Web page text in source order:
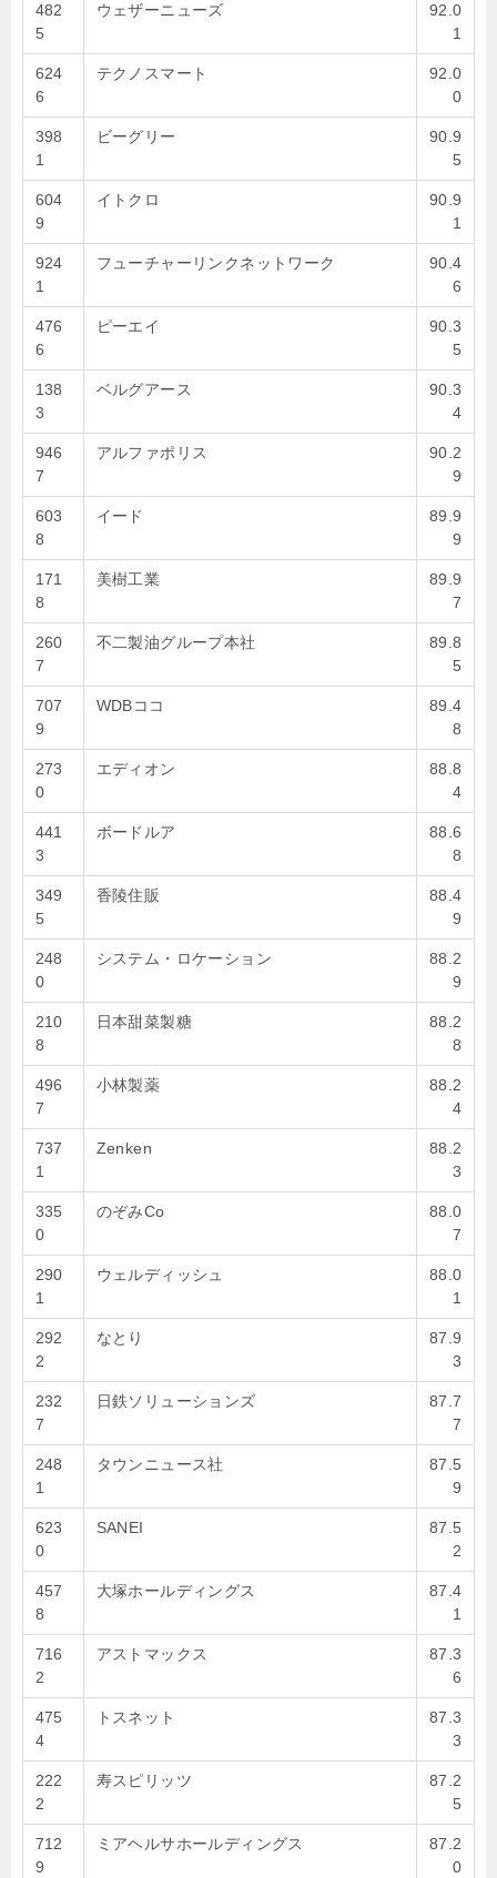
482
5
ウェザーニューズ
92.0
1
624
6
テクノスマート
92.0
0
398
1
ビーグリー
90.9
5
604
9
イトクロ
90.9
1
924
1
フューチャーリンクネットワーク
90.4
6
476
6
ピーエイ
90.3
5
138
3
ベルグアース
90.3
4
946
7
アルファポリス
90.2
9
603
8
イード
89.9
9
171
8
美樹工業
89.9
7
260
7
不二製油グループ本社
89.8
5
707
9
WDBココ
89.4
8
273
0
エディオン
88.8
4
441
3
ボードルア
88.6
8
349
5
香陵住販
88.4
9
248
0
システム・ロケーション
88.2
9
210
8
日本甜菜製糖
88.2
8
496
7
小林製薬
88.2
4
737
1
Zenken
88.2
3
335
0
のぞみCo
88.0
7
290
1
ウェルディッシュ
88.0
1
292
2
なとり
87.9
3
232
7
日鉄ソリューションズ
87.7
7
248
1
タウンニュース社
87.5
9
623
0
SANEI
87.5
2
457
8
大塚ホールディングス
87.4
1
716
2
アストマックス
87.3
6
475
4
トスネット
87.3
3
222
2
寿スピリッツ
87.2
5
712
9
ミアヘルサホールディングス
87.2
0